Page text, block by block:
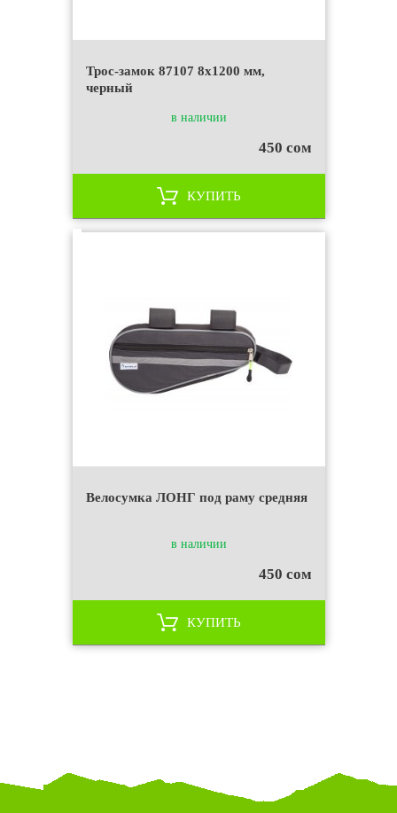
Трос-замок 87107 8x1200 мм,
черный
в наличии
450 сом
КУПИТЬ
Велосумка ЛОНГ под раму средняя
в наличии
450 сом
КУПИТЬ